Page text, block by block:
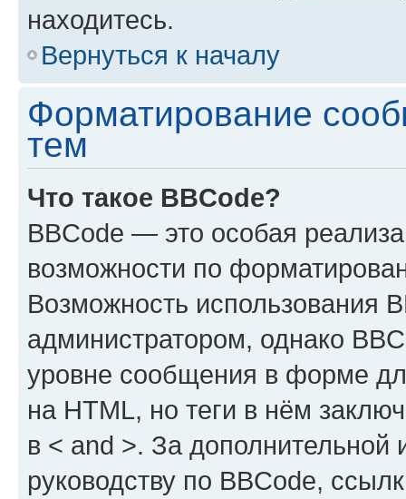
находитесь.
Вернуться к началу
Форматирование
тем
Что такое BBCode?
BBCode — это особая
возможности по
Возможность использования
администратором, однако
уровне сообщения в форме
на HTML, но теги в нём
в < and >. За
руководству по BBCode,